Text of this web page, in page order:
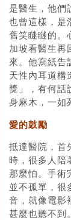
是醫生，他們
也曾這樣，是
舊笑瞇瞇的。
加坡看醫生再
來。他寫紙告
天性內耳道構
獎」，有何話
身麻木，一如
愛的鼓勵
抵達醫院，首
時，很多人陪
那麼怕。手術
並不孤單，很
音，就像電影
甚麼也聽不到